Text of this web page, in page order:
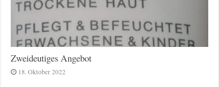
Zweideutiges Angebot
18. Oktober 2022